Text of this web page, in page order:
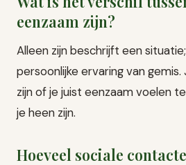
eenzaam zijn?
Alleen zijn beschrijft een
persoonlijke ervaring van gemis.
zijn of je juist eenzaam voelen
je heen zijn.
Hoeveel sociale